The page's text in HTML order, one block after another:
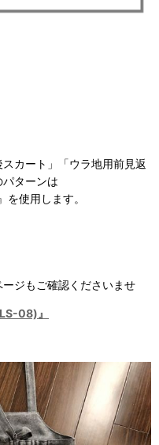
スカート」「ウラ地用前見返
パターンは
を使用します。
ジもご確認くださいませ
08)』